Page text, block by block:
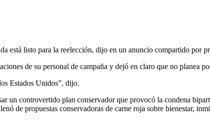
está listo para la reelección, dijo en un anuncio compartido por
de su personal de campaña y dejó en claro que no planea
Estados Unidos”, dijo.
un controvertido plan conservador que provocó la condena
de propuestas conservadoras de carne roja sobre bienestar,